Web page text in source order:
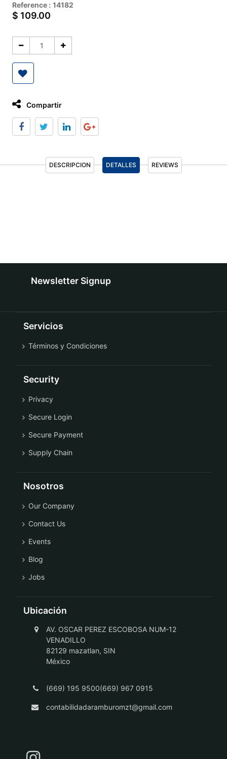
Reference : 14182
$ 109.00
Compartir
DESCRIPCION DETALLES REVIEWS
Newsletter Signup
Servicios
Términos y Condiciones
Security
Privacy
Secure Login
Secure Payment
Supply Chain
Nosotros
Our Company
Contact Us
Events
Blog
Jobs
Ubicación
AV. OSCAR PEREZ ESCOBOSA NUM-12
VENADILLO
82129 mazatlan, SIN
México
(669) 195 9500(669) 967 0915
contabilidadaramburomzt@gmail.com